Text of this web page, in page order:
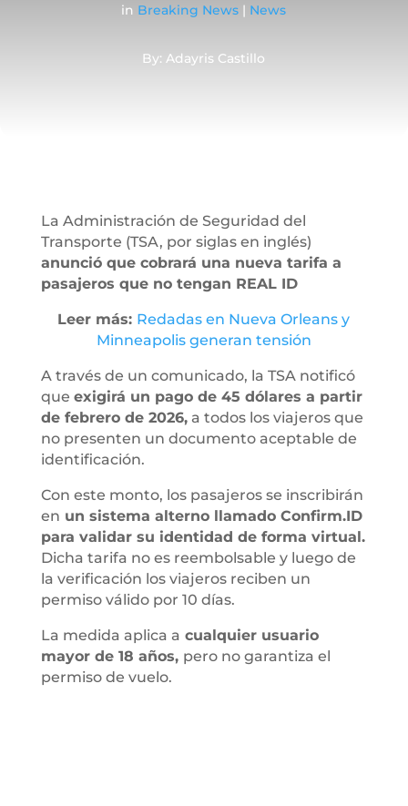
in Breaking News | News
By: Adayris Castillo
La Administración de Seguridad del
Transporte (TSA, por siglas en inglés)
anunció que cobrará una nueva tarifa a
pasajeros que no tengan REAL ID
Leer más: Redadas en Nueva Orleans y
Minneapolis generan tensión
A través de un comunicado, la TSA notificó
que exigirá un pago de 45 dólares a partir
de febrero de 2026,a todos los viajeros que
no presenten un documento aceptable de
identificación.
Con este monto, los pasajeros se inscribirán
en un sistema alterno llamado Confirm.ID
para validar su identidad de forma virtual.
Dicha tarifa no es reembolsable y luego de
la verificación los viajeros reciben un
permiso válido por 10 días.
La medida aplica a cualquier usuario
mayor de 18 años, pero no garantiza el
permiso de vuelo.